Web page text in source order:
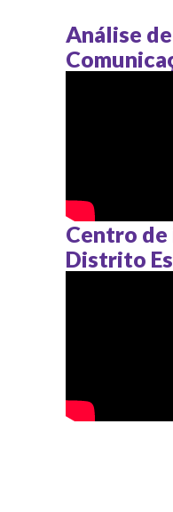
Análise
Centro de
Distrito